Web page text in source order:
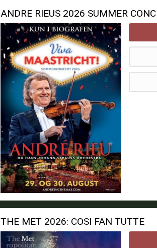
THE MET 2026: COSI FAN TUTTE